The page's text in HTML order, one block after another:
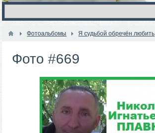
Фотоальбомы Я судьбой обречён любить
Фото #669